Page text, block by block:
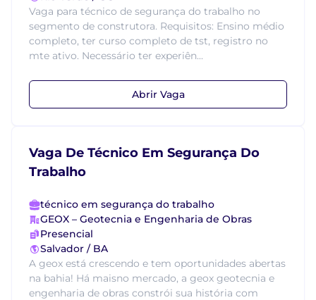
Vaga para técnico de segurança do trabalho no
segmento de construtora. Requisitos: Ensino médio
completo, ter curso completo de tst, registro no
mte ativo. Necessário ter experiên...
Abrir Vaga
Vaga De Técnico Em Segurança Do
Trabalho
técnico em segurança do trabalho
GEOX – Geotecnia e Engenharia de Obras
Presencial
Salvador / BA
A geox está crescendo e tem oportunidades abertas
na bahia! Há maisno mercado, a geox geotecnia e
engenharia de obras constrói sua história com